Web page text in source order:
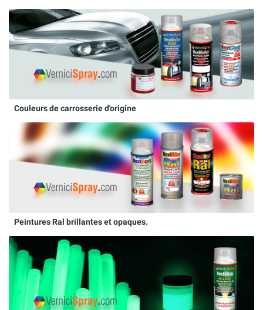
Couleurs de carrosserie d'origine
Peintures Ral brillantes et opaques.